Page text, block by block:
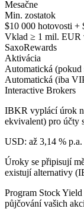
Mesačne
Min. zostatok
$10 000 hotovosti +
Vklad ≥ 1 mil. EUR
SaxoRewards
Aktivácia
Automatická
Automatická (iba
Interactive Brokers
IBKR vyplácí úrok
ekvivalent) pro účty
USD: až 3,14 %
Úroky se připisují
existují alternativy
Program Stock
půjčování vašich